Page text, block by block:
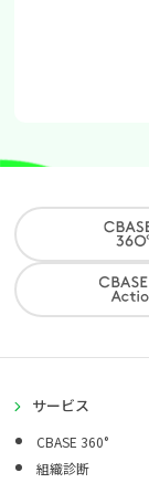
サービス
CBASE 360°
組織診断